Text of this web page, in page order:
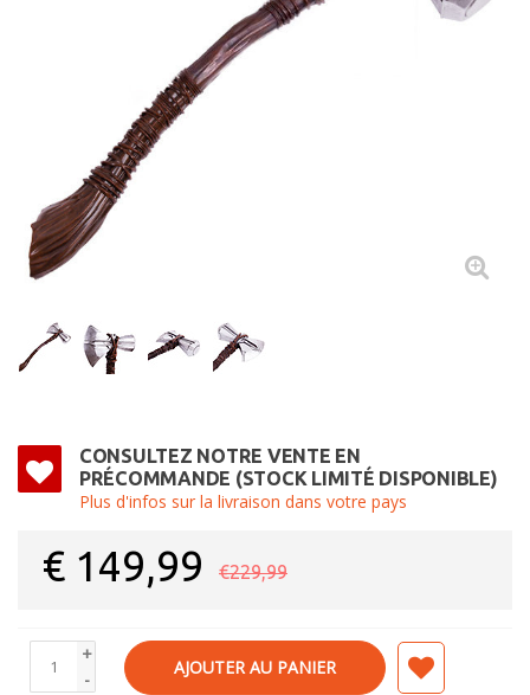
CONSULTEZ NOTRE VENTE EN
PRÉCOMMANDE (STOCK LIMITÉ DISPONIBLE)
Plus d'infos sur la livraison dans votre pays
€ 149,99 €229,99
+
-
AJOUTER AU PANIER